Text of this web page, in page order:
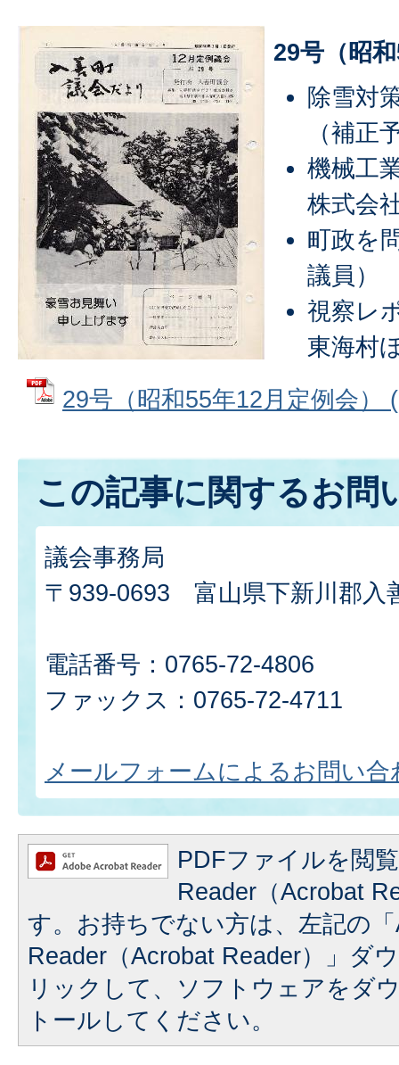
29号（昭
除雪対
（補正
機械工
株式会
町政を
議員）
視察レ
東海村
29号（昭和55年12月定例会）
この記事に関するお問
議会事務局
〒939-0693 富山県下新川郡入
電話番号：0765-72-4806
ファックス：0765-72-4711
メールフォームによるお問い合
PDFファイルを閲
Reader（Acrobat
す。お持ちでない方は、左記の
Reader（Acrobat Reader）」ダ
リックして、ソフトウェアをダ
トールしてください。